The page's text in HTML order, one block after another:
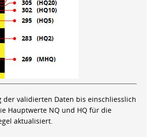
der validierten Daten bis einschliesslich
Hauptwerte NQ und HQ für die
aktualisiert.